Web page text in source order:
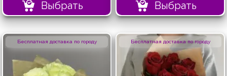
Выбрать Выбрать
Бесплатная доставка по городу Бесплатная доставка по городу